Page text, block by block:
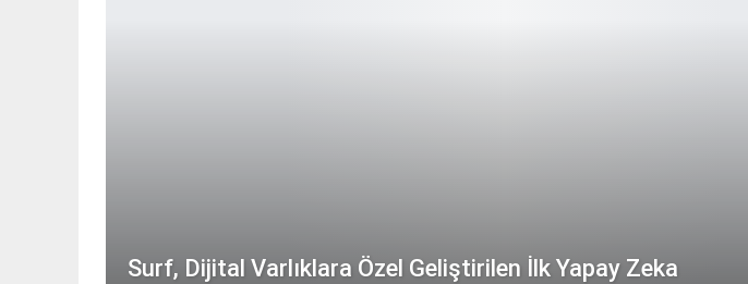
Surf, Dijital Varlıklara Özel Geliştirilen İlk Yapay Zeka